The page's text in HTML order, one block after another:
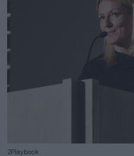
2Playbook